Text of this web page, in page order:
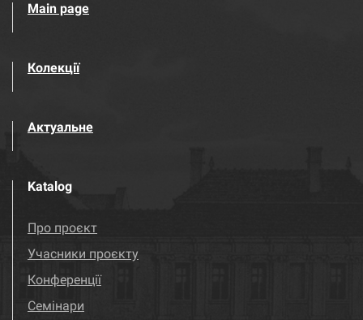
Main page
Колекції
Актуальне
Katalog
Про проєкт
Учасники проєкту
Конференції
Семінари